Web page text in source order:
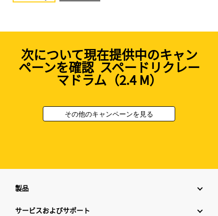
次について現在提供中のキャン
ペーンを確認 スペードリクレー
マドラム（2.4 M）
その他のキャンペーンを見る
製品
サービスおよびサポート